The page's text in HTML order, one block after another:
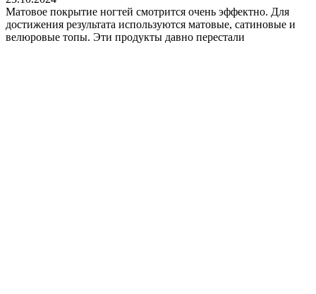
Матовое покрытие ногтей смотрится очень эффектно. Для
достижения результата используются матовые, сатиновые и
велюровые топы. Эти продукты давно перестали